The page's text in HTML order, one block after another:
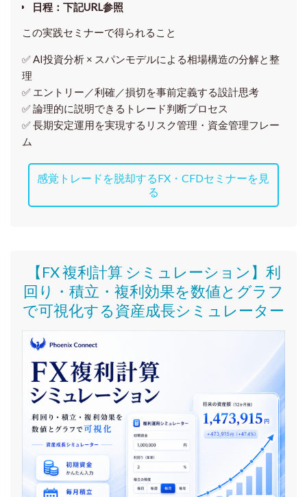
日程：下記URL参照
この実践セミナーで得られること
✅ AI投資分析 × スパンモデルによる相場構造の分解と整
理
✅ エントリー／利確／損切を事前定義する設計思考
✅ 論理的に説明できるトレード判断プロセス
✅ 長期安定運用を実現するリスク管理・資金管理フレー
ム
感覚トレードを脱却するFX・CFDセミナーを見
る
【FX 複利計算 シミュレーション】利
回り・積立・複利効果を数値とグラフ
で可視化する資産成長シミュレーター